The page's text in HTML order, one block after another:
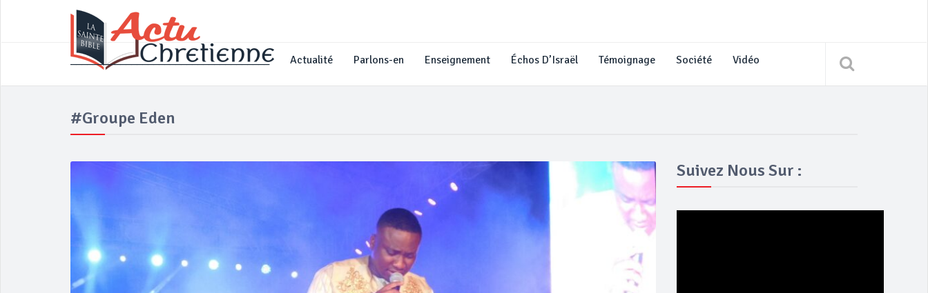
____________________________________ Actualité Parlons-en Enseignement Échos D’Israël Témoignage Société Vidéo
#Groupe Eden
Suivez Nous Sur :